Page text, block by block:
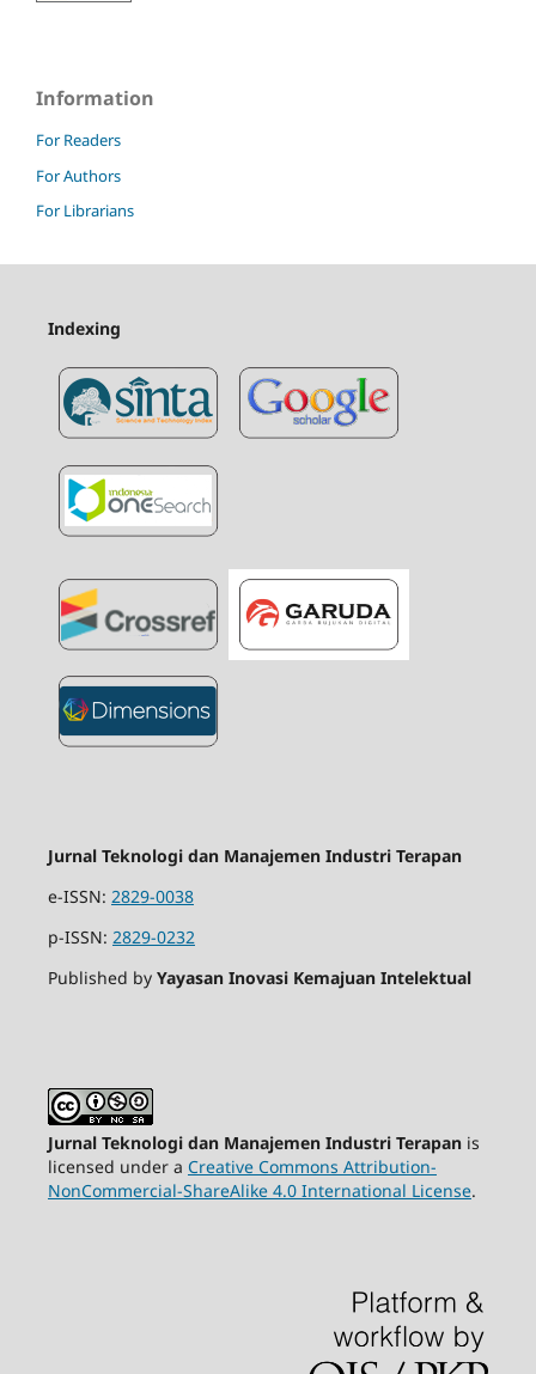
Information
For Readers
For Authors
For Librarians
Indexing
Jurnal Teknologi dan Manajemen Industri Terapan
e-ISSN: 2829-0038
p-ISSN: 2829-0232
Published by Yayasan Inovasi Kemajuan Intelektual
Jurnal Teknologi dan Manajemen Industri Terapanis
licensed under a Creative Commons Attribution-
NonCommercial-ShareAlike 4.0 International License.